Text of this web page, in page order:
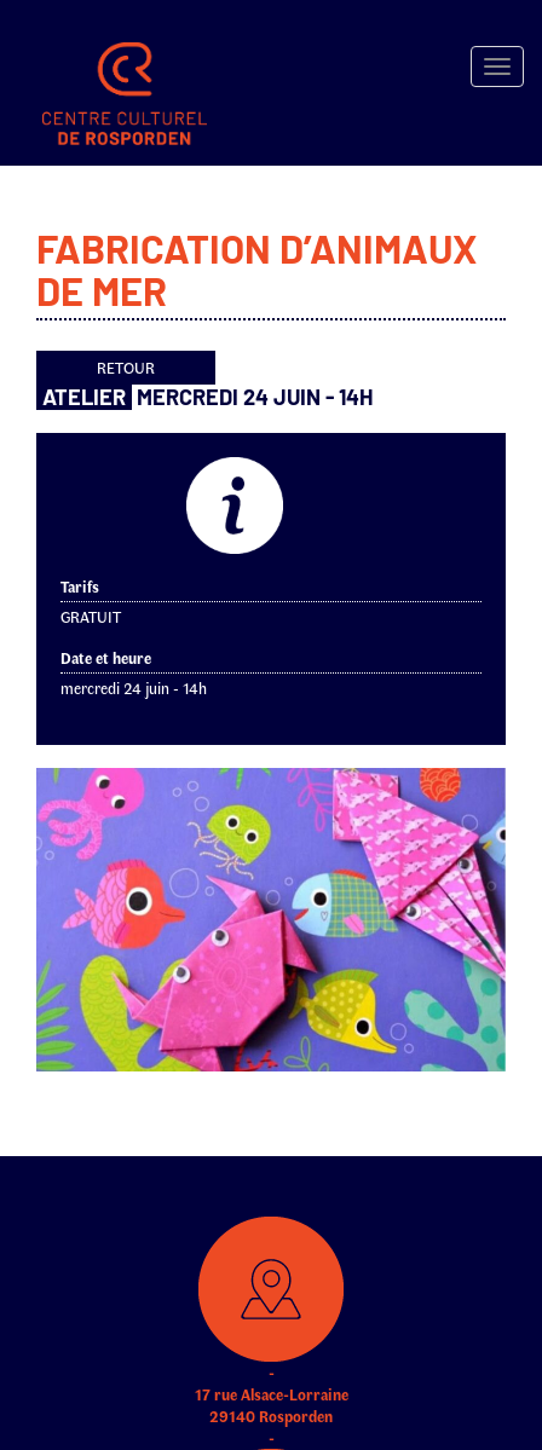
Toggle
MÉDIATHÈQUE
MICRO-
FOLIE
ACTIVITÉS
LOCATION
EXPOSITIONS
FABRICATION D’ANIMAUX
DE MER
ATELIER MERCREDI 24 JUIN - 14H
Tarifs
GRATUIT
Date et heure
mercredi 24 juin - 14h
-
17 rue Alsace-Lorraine
29140 Rosporden
-